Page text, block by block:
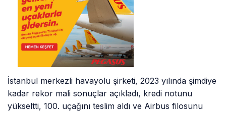
İstanbul merkezli havayolu şirketi, 2023 yılında şimdiye
kadar rekor mali sonuçlar açıkladı, kredi notunu
yükseltti, 100. uçağını teslim aldı ve Airbus filosunu